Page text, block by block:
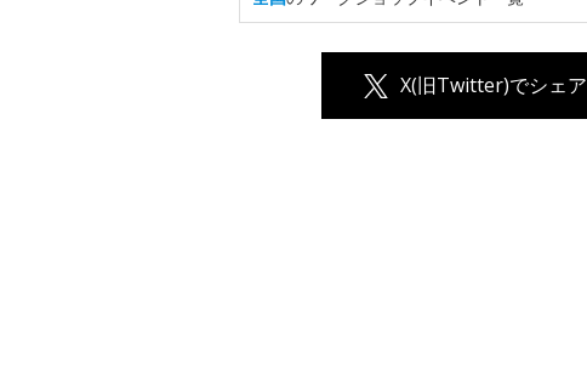
X(旧Twitter)でシェア